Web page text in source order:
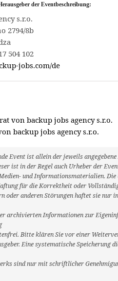
der Eventbeschreibung:
s.r.o.
2794/8b
504 102
jobs.com/de
von backup jobs agency s.r.o.
backup jobs agency s.r.o.
Event ist allein der jeweils
ist in der Regel auch Urheber der
und Informationsmaterialien.
für die Korrektheit oder
oder anderen Störungen haftet sie nur
archivierten Informationen zur
Bitte klären Sie vor einer
Eine systematische Speicherung
sind nur mit schriftlicher